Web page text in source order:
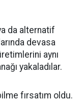
da alternatif
devasa
aynı
yakaladılar.
fırsatım oldu.